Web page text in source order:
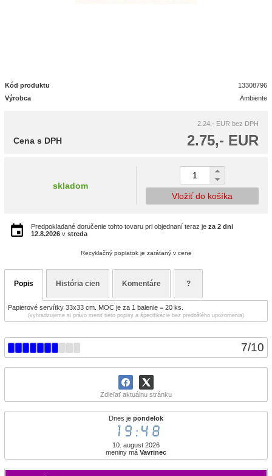
7/10
Zdieľať aktuálnu stránku
Dnes je pondelok
19:48
10. august 2026
meniny má Vavrinec
Kód produktu
13308796
Výrobca
Ambiente
2.24,- EUR bez DPH
2.75,- EUR
Cena s DPH
skladom
Vložiť do košíka
Predpokladané doručenie tohto tovaru pri objednaní teraz je za 2 dni
12.8.2026 v streda
Recyklačný poplatok je zarátaný v cene
Popis História cien Komentáre ?
Papierové servítky 33x33 cm. MOC je za 1 balenie = 20 ks.
(vyhradzujeme si právo meniť tieto popisy a špecifikácie bez predošlého upozornenia)